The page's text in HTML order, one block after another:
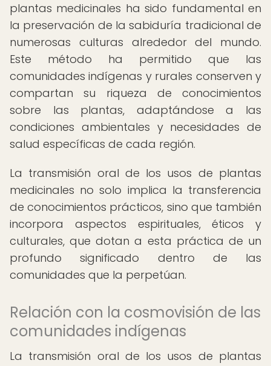
plantas medicinales ha sido fundamental en
la preservación de la sabiduría tradicional de
numerosas culturas alrededor del mundo.
Este método ha permitido que las
comunidades indígenas y rurales conserven y
compartan su riqueza de conocimientos
sobre las plantas, adaptándose a las
condiciones ambientales y necesidades de
salud específicas de cada región.
La transmisión oral de los usos de plantas
medicinales no solo implica la transferencia
de conocimientos prácticos, sino que también
incorpora aspectos espirituales, éticos y
culturales, que dotan a esta práctica de un
profundo significado dentro de las
comunidades que la perpetúan.
Relación con la cosmovisión de las
comunidades indígenas
La transmisión oral de los usos de plantas